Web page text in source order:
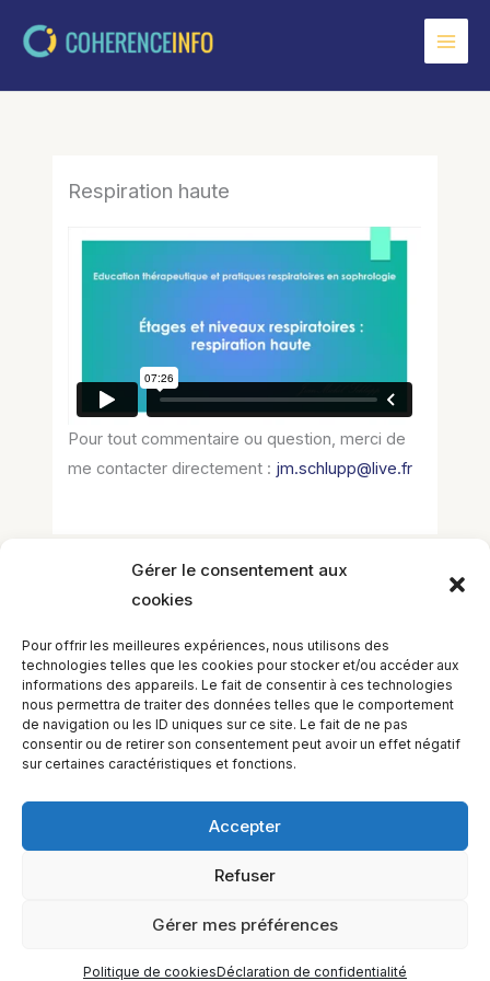
Gérer le consentement aux
cookies
Pour offrir les meilleures expériences, nous utilisons des
technologies telles que les cookies pour stocker et/ou accéder aux
informations des appareils. Le fait de consentir à ces technologies
nous permettra de traiter des données telles que le comportement
de navigation ou les ID uniques sur ce site. Le fait de ne pas
consentir ou de retirer son consentement peut avoir un effet négatif
sur certaines caractéristiques et fonctions.
Accepter
Refuser
Gérer mes préférences
Politique de cookiesDéclaration de confidentialité
Respiration haute
Pour tout commentaire ou question, merci de
me contacter directement : jm.schlupp@live.fr
Laisser un commentaire
un commentaire.
H1Y 2J9 Canada